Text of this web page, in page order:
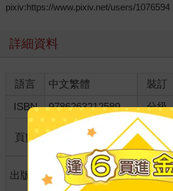
pixiv:https://www.pixiv.net/users/1076594
詳細資料
語言 中文繁體
裝訂
ISBN
9786263212589 分級
頁數
商品規
格
出版地 台灣
適讀年
齡